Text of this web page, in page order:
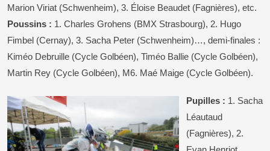
Marion Viriat (Schwenheim), 3. Éloise Beaudet (Fagnières), etc.
Poussins : 1. Charles Grohens (BMX Strasbourg), 2. Hugo
Fimbel (Cernay), 3. Sacha Peter (Schwenheim)…, demi-finales :
Kiméo Debruille (Cycle Golbéen), Timéo Ballie (Cycle Golbéen),
Martin Rey (Cycle Golbéen), M6. Maé Maige (Cycle Golbéen).
Pupilles : 1. Sacha
Léautaud
(Fagnières), 2.